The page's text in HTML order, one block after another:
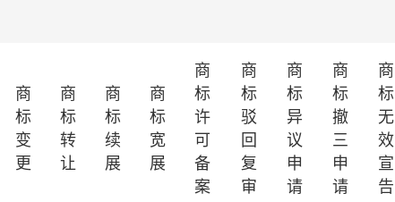
商
标
变
更
商
标
转
让
商
标
续
展
商
标
宽
展
商
标
许
可
备
案
商
标
驳
回
复
审
商
标
异
议
申
请
商
标
撤
三
申
请
商
标
无
效
宣
告